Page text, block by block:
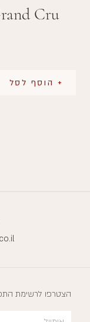
Cru
+ הוסף לסל
הצטרפו לרשימת